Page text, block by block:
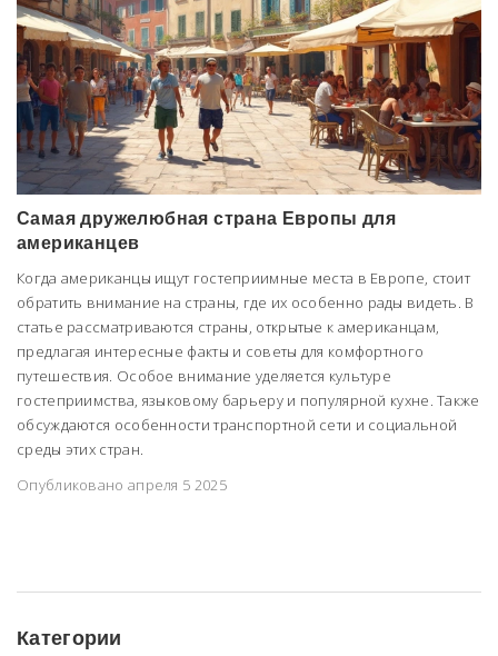
Самая дружелюбная страна Европы для
американцев
Когда американцы ищут гостеприимные места в Европе, стоит
обратить внимание на страны, где их особенно рады видеть. В
статье рассматриваются страны, открытые к американцам,
предлагая интересные факты и советы для комфортного
путешествия. Особое внимание уделяется культуре
гостеприимства, языковому барьеру и популярной кухне. Также
обсуждаются особенности транспортной сети и социальной
среды этих стран.
Опубликовано апреля 5 2025
Категории